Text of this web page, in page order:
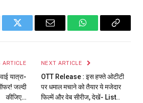
Twitter Email WhatsAppCopy
ARTICLE
यात्रा-
जल्दी
कीजिए…
NEXT ARTICLE
OTT Release : इस हफ्ते ओटीटी
पर धमाल मचाने को तैयार ये मजेदार
फिल्में और वेब सीरीज, देखें- List..